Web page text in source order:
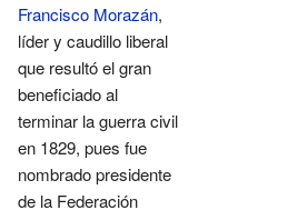
Francisco Morazán,
líder y caudillo liberal
que resultó el gran
beneficiado al
terminar la guerra civil
en 1829, pues fue
nombrado presidente
de la Federación